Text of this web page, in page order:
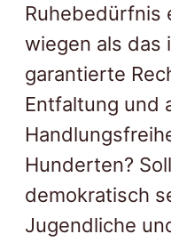
Ruhebedürfnis
wiegen als das
garantierte
Entfaltung und
Hunderten?
demokratisch
Jugendliche